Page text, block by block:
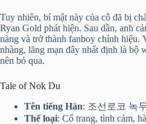
Tuy nhiên, bí mật này của cô đã bị
Ryan Gold phát hiện. Sau dần, anh
nàng và trở thành fanboy chính hiệu.
nhàng, lãng mạn đây nhất định là bộ
nên bỏ qua.
Tale of Nok Du
Tên tiếng Hàn: 조선로코 녹
Thể loại: Cổ trang, tình cảm,